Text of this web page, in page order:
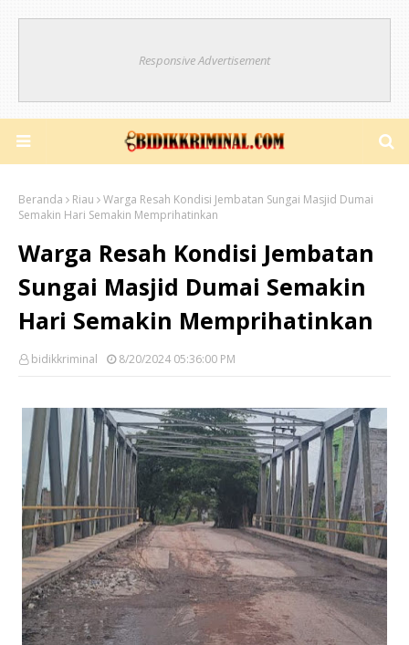
Responsive Advertisement
Beranda Riau
Warga Resah Kondisi Jembatan Sungai Masjid Dumai
Semakin Hari Semakin Memprihatinkan
Warga Resah Kondisi Jembatan
Sungai Masjid Dumai Semakin
Hari Semakin Memprihatinkan
bidikkriminal 8/20/2024 05:36:00 PM